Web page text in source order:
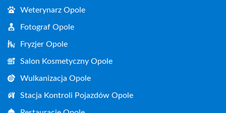
Weterynarz Opole
Fotograf Opole
Fryzjer Opole
Salon Kosmetyczny Opole
Wulkanizacja Opole
Stacja Kontroli Pojazdów Opole